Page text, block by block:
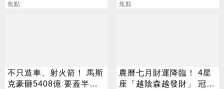
項值得的投資
焦點
把握黃金轉運期
焦點
不只造車、射火箭！ 馬斯
克豪砸5408億 要蓋半導
農曆七月財運降臨！ 4星
座「越陰森越發財」 冠軍